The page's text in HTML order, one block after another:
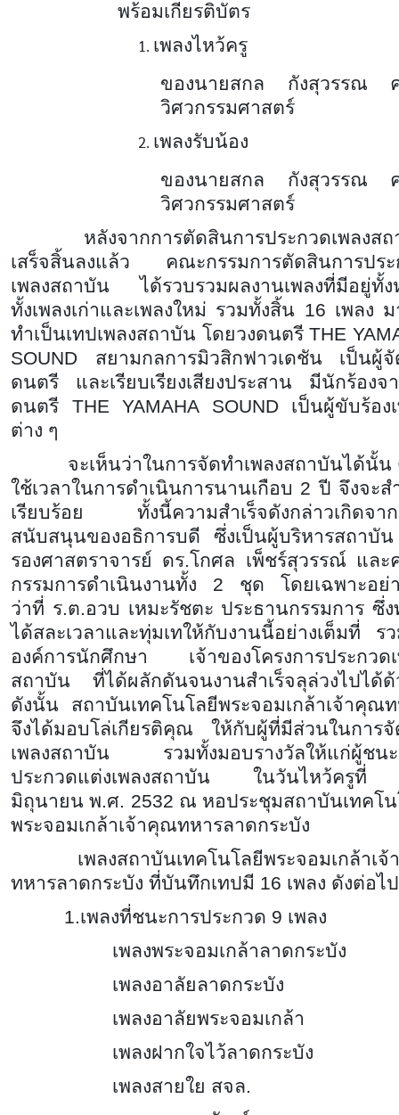
พร้อมเกียรติบัตร
เพลงไหว้ครู
ของนายสกล กังสุวรรณ
วิศวกรรมศาสตร์
เพลงรับน้อง
ของนายสกล กังสุวรรณ
วิศวกรรมศาสตร์
หลังจากการตัดสินการประกวดเพลงสถ
เสร็จสิ้นลงแล้ว คณะกรรมการตัดสินการประ
เพลงสถาบัน ได้รวบรวมผลงานเพลงที่มีอยู่ทั้
ทั้งเพลงเก่าและเพลงใหม่ รวมทั้งสิ้น 16 เพลง
ทำเป็นเทปเพลงสถาบัน โดยวงดนตรีTHE
SOUND สยามกลการมิวสิกฟาวเดชัน เป็นผู้
ดนตรี และเรียบเรียงเสียงประสาน มีนักร้องจ
ดนตรี THE YAMAHA SOUND เป็นผู้ขับร้อง
ต่าง ๆ
จะเห็นว่าในการจัดทำเพลงสถาบันได้นั้น
ใช้เวลาในการดำเนินการนานเกือบ 2 ปี จึงจะส
เรียบร้อย ทั้งนี้ความสำเร็จดังกล่าวเกิดจาก
สนับสนุนของอธิการบดี ซึ่งเป็นผู้บริหารสถาบั
รองศาสตราจารย์ ดร.โกศล เพ็ชร์สุวรรณ์ แล
กรรมการดำเนินงานทั้ง 2 ชุด โดยเฉพาะอย่
ว่าที่ ร.ต.อวบ เหมะรัชตะ ประธานกรรมการ ซึ่
ได้สละเวลาและทุ่มเทให้กับงานนี้อย่างเต็มที่ ร
องค์การนักศึกษา เจ้าของโครงการประกวด
สถาบัน ที่ได้ผลักดันจนงานสำเร็จลุล่วงไปได้
ดังนั้น สถาบันเทคโนโลยีพระจอมเกล้าเจ้าคุณ
จึงได้มอบโล่เกียรติคุณ ให้กับผู้ที่มีส่วนในการ
เพลงสถาบัน รวมทั้งมอบรางวัลให้แก่ผู้ชนะ
ประกวดแต่งเพลงสถาบัน ในวันไหว้ครู
มิถุนายน พ.ศ. 2532 ณ หอประชุมสถาบันเทคโ
พระจอมเกล้าเจ้าคุณทหารลาดกระบัง
เพลงสถาบันเทคโนโลยีพระจอมเกล้าเจ้
ทหารลาดกระบัง ที่บันทึกเทปมี 16 เพลง ดังต่อไ
1.เพลงที่ชนะการประกวด 9 เพลง
เพลงพระจอมเกล้าลาดกระบัง
เพลงอาลัยลาดกระบัง
เพลงอาลัยพระจอมเกล้า
เพลงฝากใจไว้ลาดกระบัง
เพลงสายใย สจล.